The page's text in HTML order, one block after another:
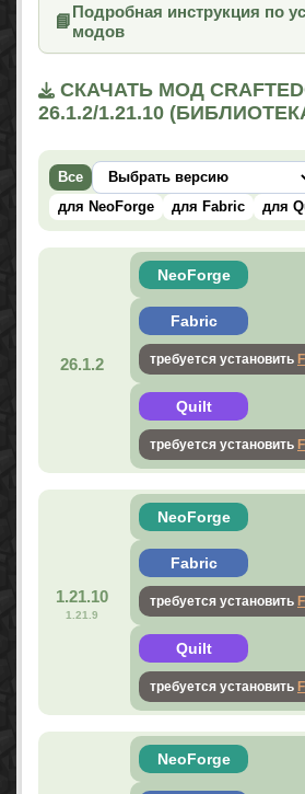
📘
Подробная инструкция по
модов
СКАЧАТЬ МОД
26.1.2/1.21.10
Все
для NeoForge
для Fabric для
26.1.2
NeoForge
Fabric
требуется установить
Quilt
требуется установить
1.21.10
1.21.9
NeoForge
Fabric
требуется установить
Quilt
требуется установить
NeoForge